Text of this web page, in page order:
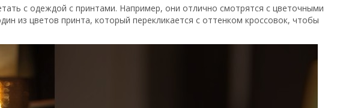
с одеждой с принтами. Например, они отлично смотрятся с цветочными
из цветов принта, который перекликается с оттенком кроссовок, чтобы